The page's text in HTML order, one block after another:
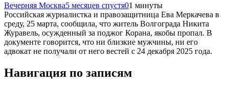
Вечерняя Москва5 месяцев спустя01 минуты
Российская журналистка и правозащитница Ева Меркачева в
среду, 25 марта, сообщила, что житель Волгограда Никита
Журавель, осужденный за поджог Корана, якобы пропал. В
документе говорится, что ни близкие мужчины, ни его
адвокат не получали от него вестей с 24 декабря 2025 года.
Навигация по записям